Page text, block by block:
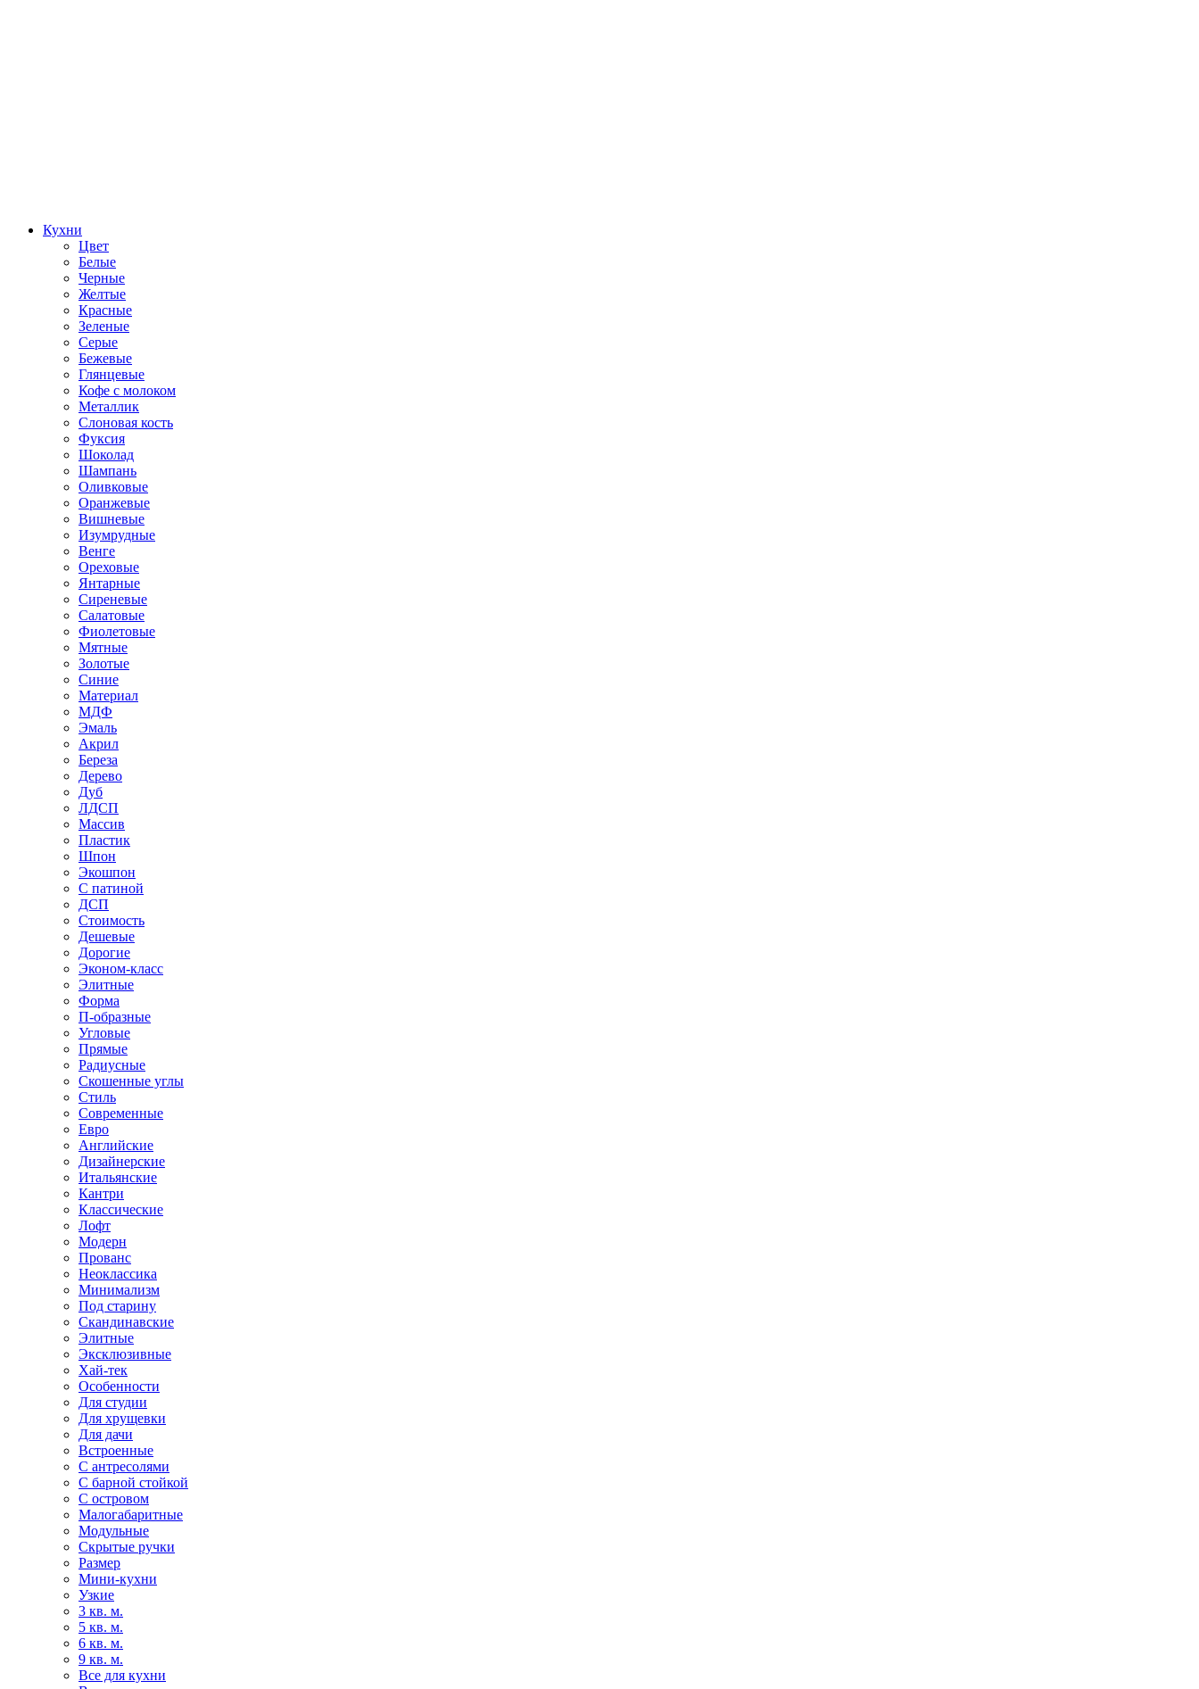
Кухни
Цвет
Белые
Черные
Желтые
Красные
Зеленые
Серые
Бежевые
Глянцевые
Кофе с молоком
Металлик
Слоновая кость
Фуксия
Шоколад
Шампань
Оливковые
Оранжевые
Вишневые
Изумрудные
Венге
Ореховые
Янтарные
Сиреневые
Салатовые
Фиолетовые
Мятные
Золотые
Синие
Материал
МДФ
Эмаль
Акрил
Береза
Дерево
Дуб
ЛДСП
Массив
Пластик
Шпон
Экошпон
С патиной
ДСП
Стоимость
Дешевые
Дорогие
Эконом-класс
Элитные
Форма
П-образные
Угловые
Прямые
Радиусные
Скошенные углы
Стиль
Современные
Евро
Английские
Дизайнерские
Итальянские
Кантри
Классические
Лофт
Модерн
Прованс
Неоклассика
Минимализм
Под старину
Скандинавские
Элитные
Эксклюзивные
Хай-тек
Особенности
Для студии
Для хрущевки
Для дачи
Встроенные
С антресолями
С барной стойкой
С островом
Малогабаритные
Модульные
Скрытые ручки
Размер
Мини-кухни
Узкие
3 кв. м.
5 кв. м.
6 кв. м.
9 кв. м.
Все для кухни